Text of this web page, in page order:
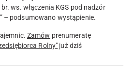
ws. włączenia KGS pod nadzór
– podsumowano wystąpienie.
Zamów prenumeratę
Rolny" już dziś